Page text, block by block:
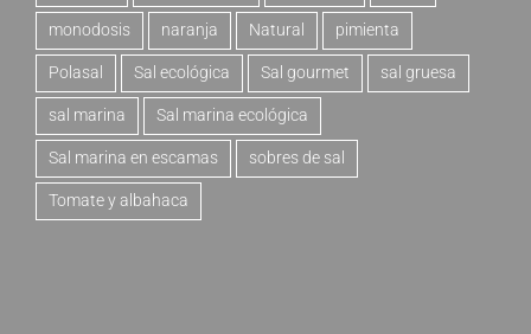
monodosis naranja Natural pimienta
Polasal Sal ecológica Sal gourmet sal gruesa
sal marina Sal marina ecológica
Sal marina en escamas sobres de sal
Tomate y albahaca